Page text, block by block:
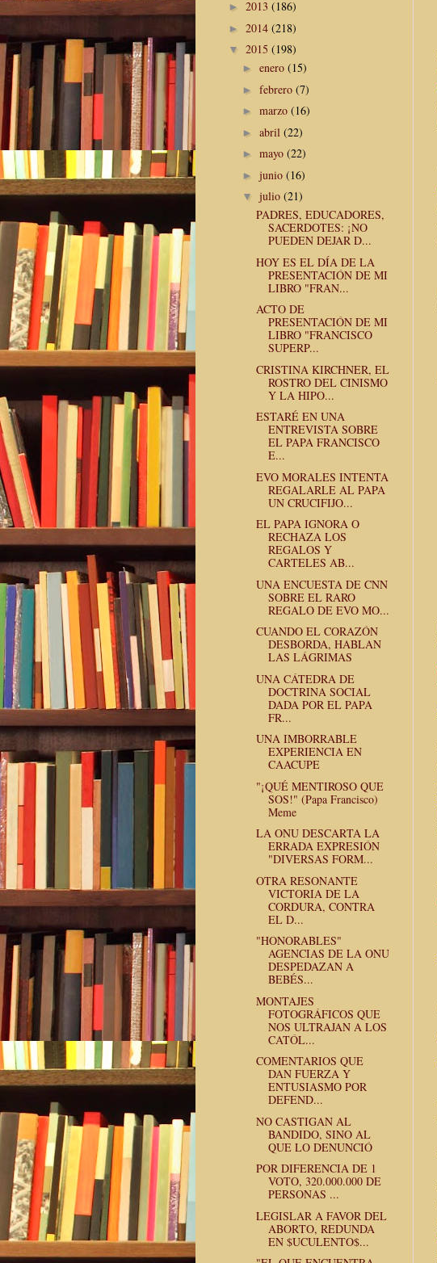
► 2013 (186)
► 2014 (218)
▼ 2015 (198)
► enero (15)
► febrero (7)
► marzo (16)
► abril (22)
► mayo (22)
► junio (16)
▼ julio (21)
PADRES, EDUCADORES,
SACERDOTES: ¡NO
PUEDEN DEJAR D...
HOY ES EL DÍA DE LA
PRESENTACIÓN DE MI
LIBRO "FRAN...
ACTO DE
PRESENTACIÓN DE MI
LIBRO "FRANCISCO
SUPERP...
CRISTINA KIRCHNER, EL
ROSTRO DEL CINISMO
Y LA HIPO...
ESTARÉ EN UNA
ENTREVISTA SOBRE
EL PAPA FRANCISCO
E...
EVO MORALES INTENTA
REGALARLE AL PAPA
UN CRUCIFIJO...
EL PAPA IGNORA O
RECHAZA LOS
REGALOS Y
CARTELES AB...
UNA ENCUESTA DE CNN
SOBRE EL RARO
REGALO DE EVO MO...
CUANDO EL CORAZÓN
DESBORDA, HABLAN
LAS LÁGRIMAS
UNA CÁTEDRA DE
DOCTRINA SOCIAL
DADA POR EL PAPA
FR...
UNA IMBORRABLE
EXPERIENCIA EN
CAACUPE
"¡QUÉ MENTIROSO QUE
SOS!" (Papa Francisco)
Meme
LA ONU DESCARTA LA
ERRADA EXPRESIÓN
"DIVERSAS FORM...
OTRA RESONANTE
VICTORIA DE LA
CORDURA, CONTRA
EL D...
"HONORABLES"
AGENCIAS DE LA ONU
DESPEDAZAN A
BEBÉS...
MONTAJES
FOTOGRÁFICOS QUE
NOS ULTRAJAN A LOS
CATÓL...
COMENTARIOS QUE
DAN FUERZA Y
ENTUSIASMO POR
DEFEND...
NO CASTIGAN AL
BANDIDO, SINO AL
QUE LO DENUNCIÓ
POR DIFERENCIA DE 1
VOTO, 320.000.000 DE
PERSONAS ...
LEGISLAR A FAVOR DEL
ABORTO, REDUNDA
EN $UCULENTO$...